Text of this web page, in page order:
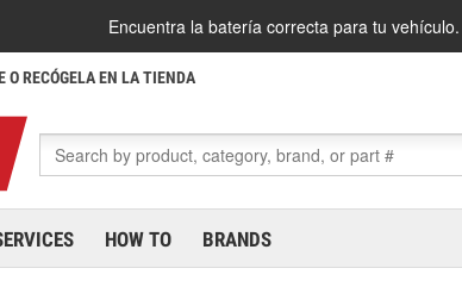
Encuentra la batería correcta para tu vehículo.
O RECÓGELA EN LA TIENDA
HOW TO BRANDS